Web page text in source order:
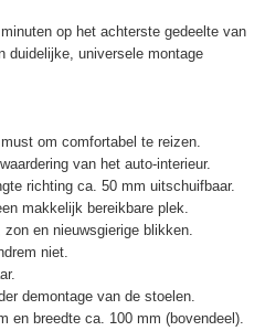
op het achterste gedeelte van
duidelijke, universele montage
om comfortabel te reizen.
van het auto-interieur.
richting ca. 50 mm uitschuifbaar.
makkelijk bereikbare plek.
en nieuwsgierige blikken.
niet.
demontage van de stoelen.
en breedte ca. 100 mm (bovendeel).